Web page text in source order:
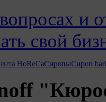
и
свой
HoReCaСиропыСироп